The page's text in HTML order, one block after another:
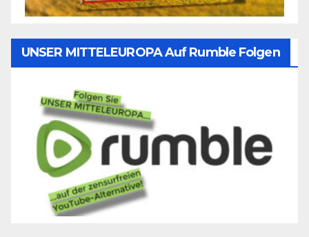
UNSER MITTELEUROPA Auf Rumble Folgen